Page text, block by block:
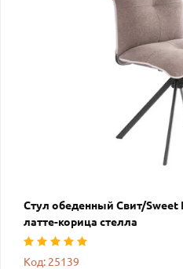
Стул обеденный Свит/Sweet
латте-корица стелла
Код: 25139